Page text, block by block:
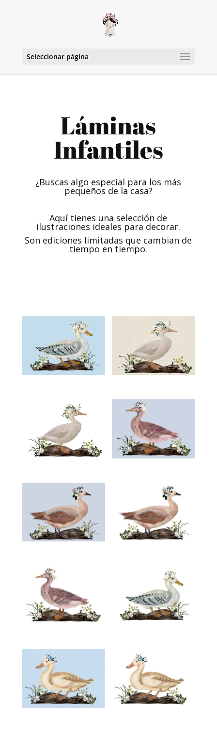
Seleccionar página
Láminas
Infantiles
¿Buscas algo especial para los más
pequeños de la casa?
Aquí tienes una selección de
ilustraciones ideales para decorar.
Son ediciones limitadas que cambian de
tiempo en tiempo.
€ €
€ €
€ €
€ €
€ €